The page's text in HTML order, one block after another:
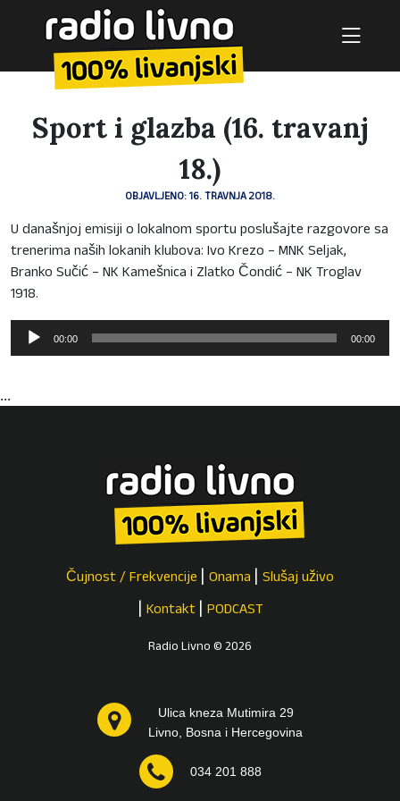
Sport i glazba (16. travanj
18.)
OBJAVLJENO: 16. TRAVNJA 2018.
U današnjoj emisiji o lokalnom sportu poslušajte razgovore sa
trenerima naših lokanih klubova: Ivo Krezo – MNK Seljak,
Branko Sučić – NK Kamešnica i Zlatko Čondić – NK Troglav
1918.
Reproduktor
audiozapisa
00:00 00:00
...
Čujnost / Frekvencije Onama Slušaj uživo
Kontakt PODCAST
Radio Livno © 2026
Ulica kneza Mutimira 29
Livno, Bosna i Hercegovina
034 201 888